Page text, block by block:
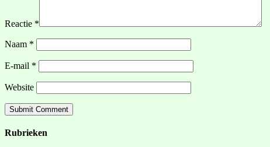
Reactie *
Naam *
E-mail *
Website
Rubrieken